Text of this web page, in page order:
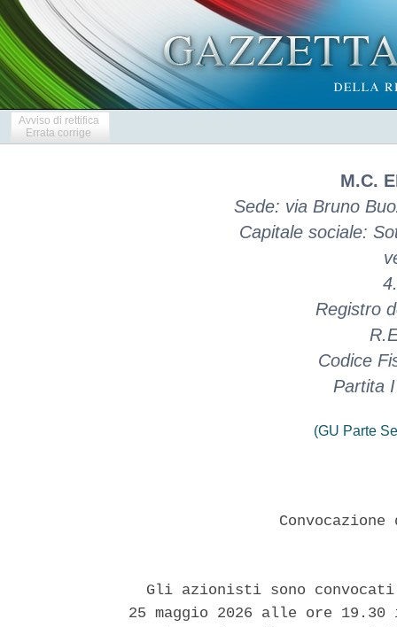
Avviso di rettifica
Errata corrige
M.C.
Sede: via Bruno
Capitale sociale:
Registro
Codice
Partita
(GU Parte
Gli azionisti sono
25 maggio 2026 alle ore